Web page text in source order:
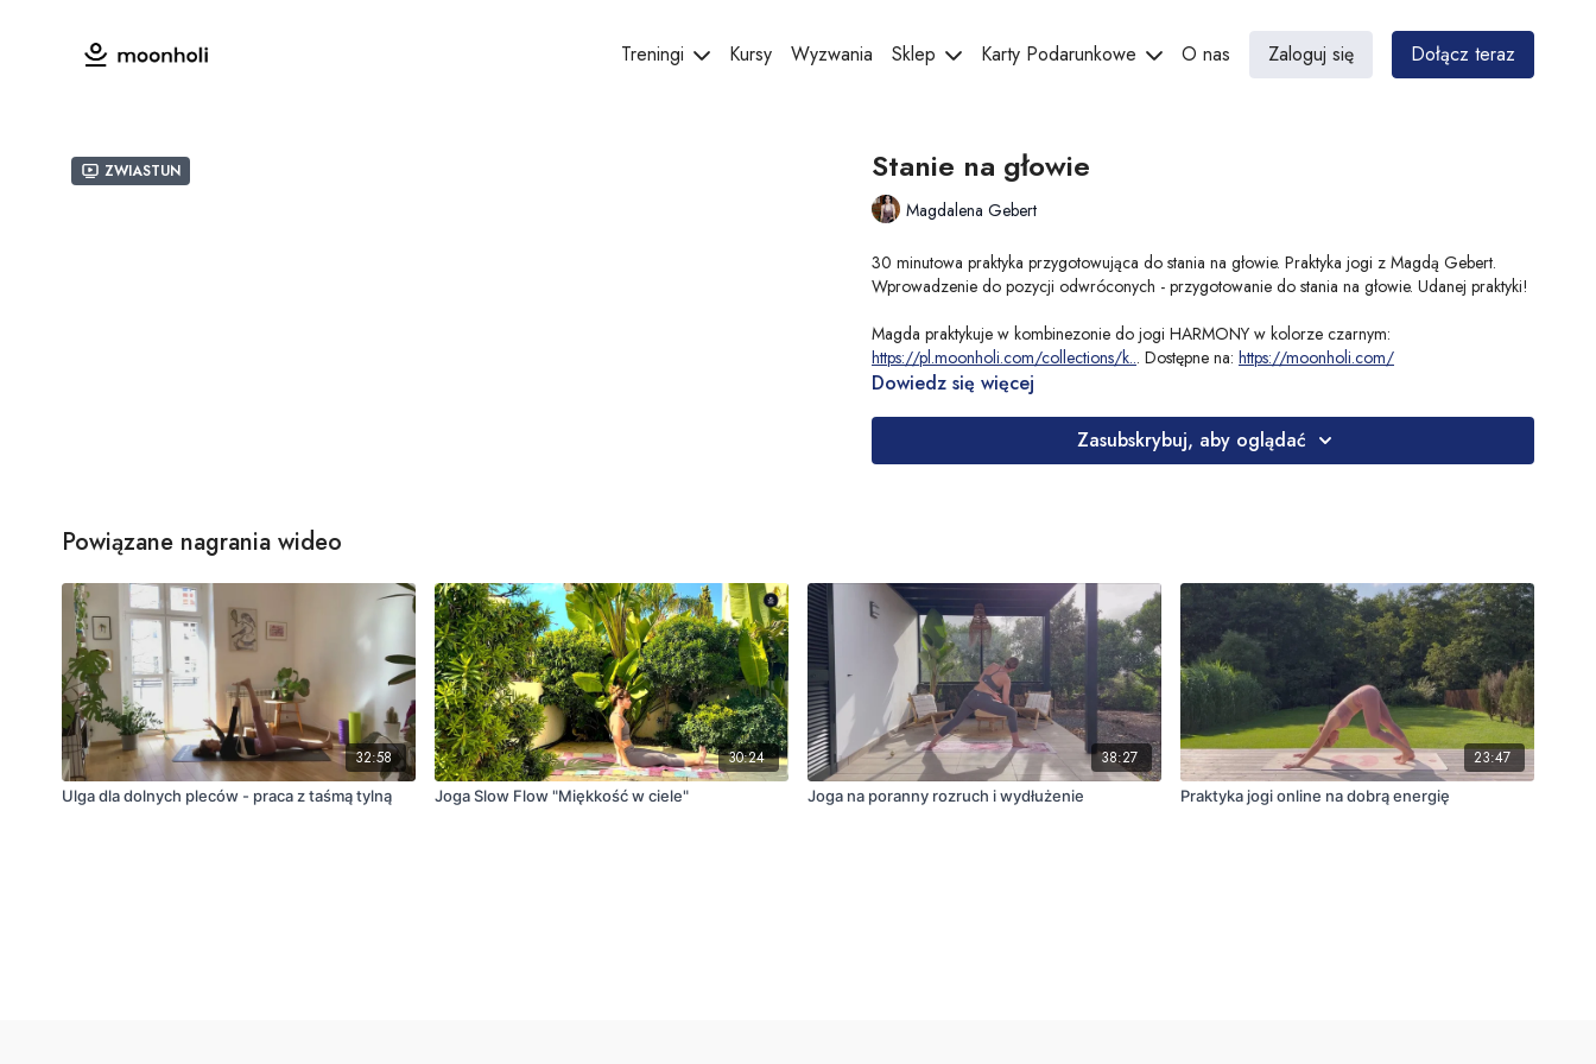
Treningi Kursy Wyzwania Sklep Karty Podarunkowe O nas Zaloguj się Dołącz teraz
Zwiastun Stanie na głowie
Magdalena Gebert
30 minutowa praktyka przygotowująca do stania na głowie. Praktyka jogi z Magdą Gebert.
Wprowadzenie do pozycji odwróconych - przygotowanie do stania na głowie. Udanej praktyki!
Magda praktykuje w kombinezonie do jogi HARMONY w kolorze czarnym:
https://pl.moonholi.com/collections/k... Dostępne na: https://moonholi.com/
Dowiedz się więcej
Zasubskrybuj, aby oglądać
Powiązane nagrania wideo
32:58
Ulga dla dolnych pleców - praca z taśmą tylną
30:24
Joga Slow Flow "Miękkość w ciele"
38:27
Joga na poranny rozruch i wydłużenie
23:47
Praktyka jogi online na dobrą energię